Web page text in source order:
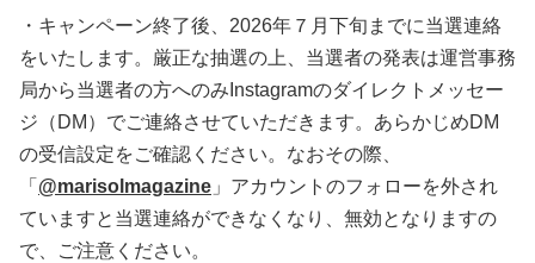
・キャンペーン終了後、2026年７月下旬までに当選連絡
をいたします。厳正な抽選の上、当選者の発表は運営事務
局から当選者の方へのみInstagramのダイレクトメッセー
ジ（DM）でご連絡させていただきます。あらかじめDM
の受信設定をご確認ください。なおその際、
「 @marisolmagazine 」アカウントのフォローを外され
ていますと当選連絡ができなくなり、無効となりますの
で、ご注意ください。